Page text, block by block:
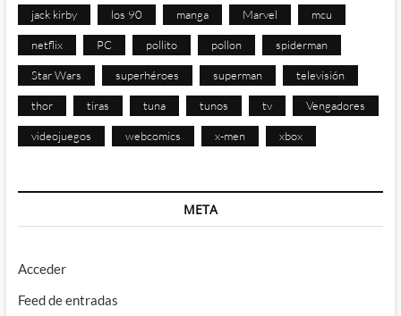
jack kirby los 90 manga Marvel mcu
netflix PC pollito pollon spiderman
Star Wars superhéroes superman televisión
thor tiras tuna tunos tv Vengadores
videojuegos webcomics x-men xbox
META
Acceder
Feed de entradas